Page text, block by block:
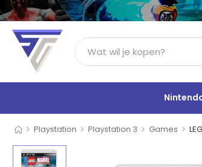
> Playstation > Playstation 3 > Games >